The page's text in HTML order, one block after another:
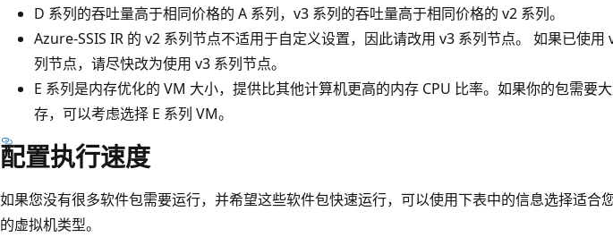
D 系列的吞吐量高于相同价格的 A 系列，v3 系列的吞吐量高于相同价格的 v2 系列。
Azure-SSIS IR 的 v2 系列节点不适用于自定义设置，因此请改用 v3 系列节点。 如果已使用
列节点，请尽快改为使用 v3 系列节点。
E 系列是内存优化的 VM 大小，提供比其他计算机更高的内存 CPU 比率。如果你的包需要
存，可以考虑选择 E 系列 VM。
配置执行速度
如果您没有很多软件包需要运行，并希望这些软件包快速运行，可以使用下表中的信息选择适合
的虚拟机类型。